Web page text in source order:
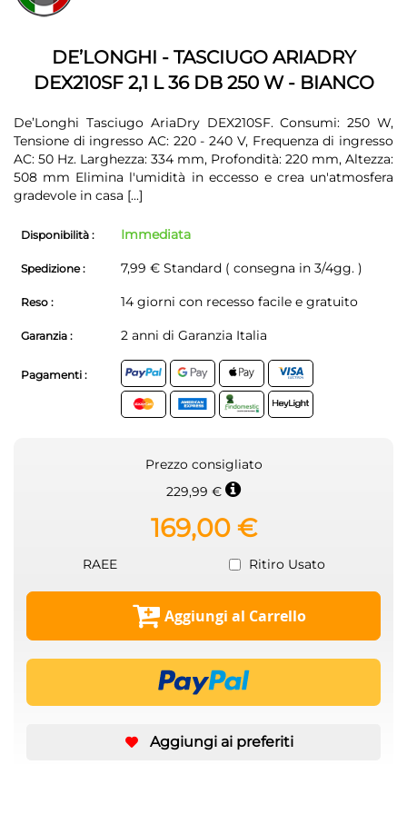
della
galleria
immaginiDE’LONGHI - TASCIUGO ARIADRY
DEX210SF 2,1 L 36 DB 250 W - BIANCO
De’Longhi Tasciugo AriaDry DEX210SF. Consumi: 250 W,
Tensione di ingresso AC: 220 - 240 V, Frequenza di ingresso
AC: 50 Hz. Larghezza: 334 mm, Profondità: 220 mm, Altezza:
508 mm Elimina l'umidità in eccesso e crea un'atmosfera
gradevole in casa [...]
Disponibilità : Immediata
Spedizione : 7,99 € Standard ( consegna in 3/4gg. )
Reso : 14 giorni con recesso facile e gratuito
Garanzia : 2 anni di Garanzia Italia
Pagamenti :
Prezzo consigliato
229,99 €
169,00 €
RAEE Ritiro Usato
Aggiungi al Carrello
Aggiungi ai preferiti